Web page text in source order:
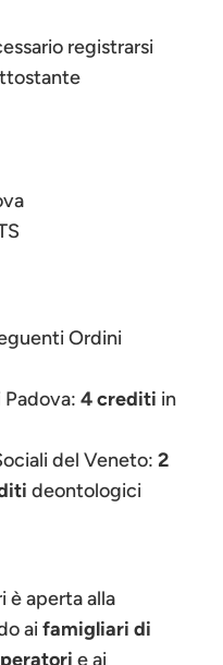
registrarsi
Ordini
4 crediti in
del Veneto: 2
deontologici
è aperta alla
ai famigliari di
e ai